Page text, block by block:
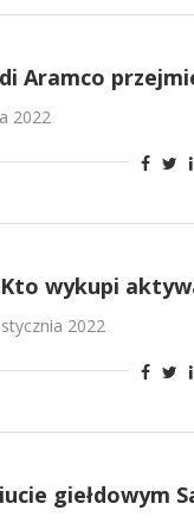
Aramco
2022
wykupi
2022
giełdowym